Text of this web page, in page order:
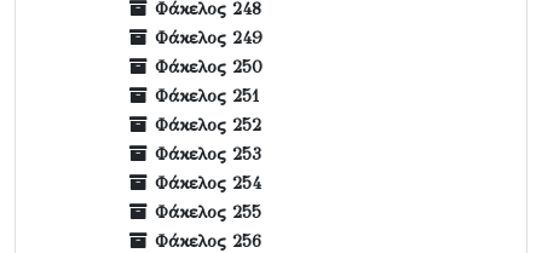
Φάκελος 248
Φάκελος 249
Φάκελος 250
Φάκελος 251
Φάκελος 252
Φάκελος 253
Φάκελος 254
Φάκελος 255
Φάκελος 256